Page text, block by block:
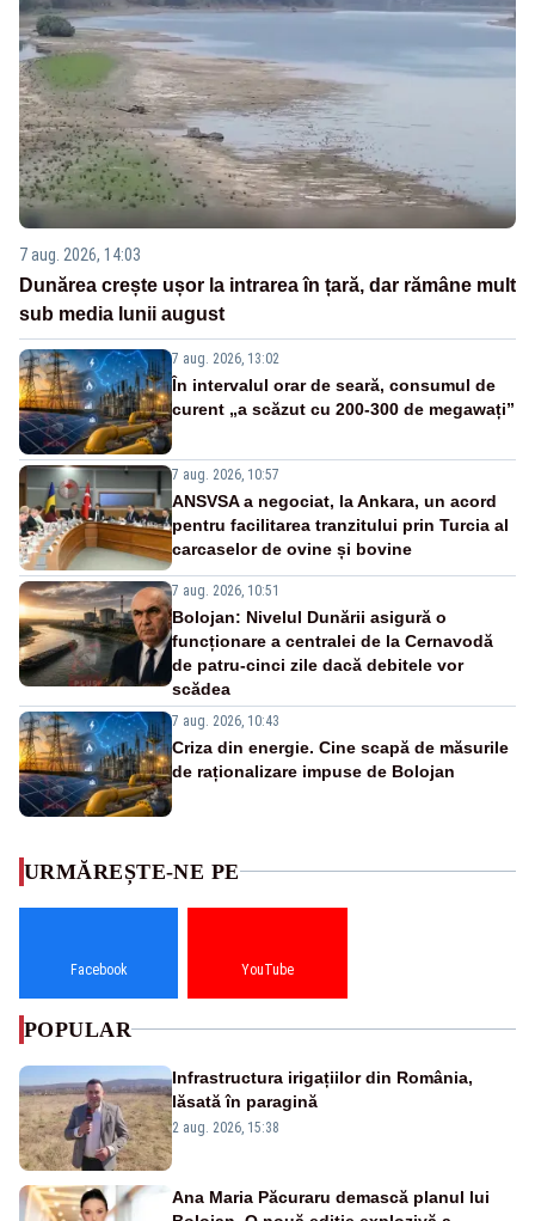
7 aug. 2026, 14:03
Dunărea crește ușor la intrarea în țară, dar rămâne mult
sub media lunii august
7 aug. 2026, 13:02
În intervalul orar de seară, consumul de
curent „a scăzut cu 200-300 de megawați”
7 aug. 2026, 10:57
ANSVSA a negociat, la Ankara, un acord
pentru facilitarea tranzitului prin Turcia al
carcaselor de ovine și bovine
7 aug. 2026, 10:51
Bolojan: Nivelul Dunării asigură o
funcționare a centralei de la Cernavodă
de patru-cinci zile dacă debitele vor
scădea
7 aug. 2026, 10:43
Criza din energie. Cine scapă de măsurile
de raționalizare impuse de Bolojan
URMĂREȘTE-NE PE
Facebook YouTube
POPULAR
Infrastructura irigațiilor din România,
lăsată în paragină
2 aug. 2026, 15:38
Ana Maria Păcuraru demască planul lui